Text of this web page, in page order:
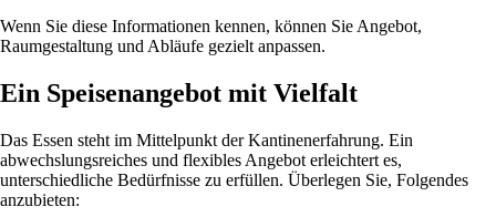
Wenn Sie diese Informationen kennen, können Sie Angebot,
Raumgestaltung und Abläufe gezielt anpassen.
Ein Speisenangebot mit Vielfalt
Das Essen steht im Mittelpunkt der Kantinenerfahrung. Ein
abwechslungsreiches und flexibles Angebot erleichtert es,
unterschiedliche Bedürfnisse zu erfüllen. Überlegen Sie, Folgendes
anzubieten: